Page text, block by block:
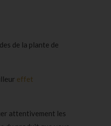
de la plante de
effet
attentivement les